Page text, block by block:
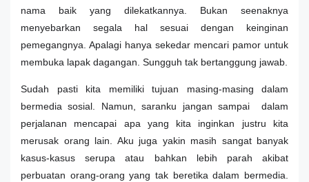
nama baik yang dilekatkannya. Bukan seenaknya
menyebarkan segala hal sesuai dengan keinginan
pemegangnya. Apalagi hanya sekedar mencari pamor untuk
membuka lapak dagangan. Sungguh tak bertanggung jawab.
Sudah pasti kita memiliki tujuan masing-masing dalam
bermedia sosial. Namun, saranku jangan sampai dalam
perjalanan mencapai apa yang kita inginkan justru kita
merusak orang lain. Aku juga yakin masih sangat banyak
kasus-kasus serupa atau bahkan lebih parah akibat
perbuatan orang-orang yang tak beretika dalam bermedia.